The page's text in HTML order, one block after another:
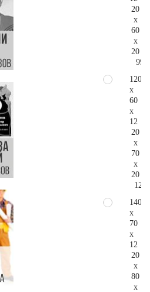
20
x
60
x
20
120
x
60
x
12
20
x
70
x
20
140
x
70
x
12
20
x
80
x